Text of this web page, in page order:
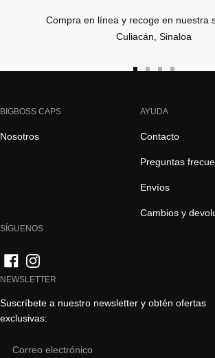
Compra en línea y recoge en nuestra
Culiacán, Sinaloa
la la
BIGBOSS CAPS
Nosotros
AYUDA
Contacto
Preguntas
Envíos
Cambios y
SÍGUENOS
NEWSLETTER
Suscríbete a nuestro newsletter y obtén ofertas
exclusivas: